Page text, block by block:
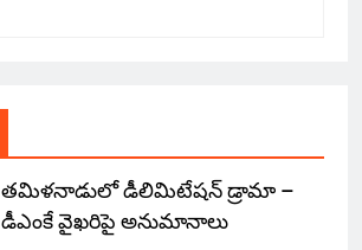
తమిళనాడులో డీలిమిటేషన్ డ్రామా –
డీఎంకే వైఖరిపై అనుమానాలు